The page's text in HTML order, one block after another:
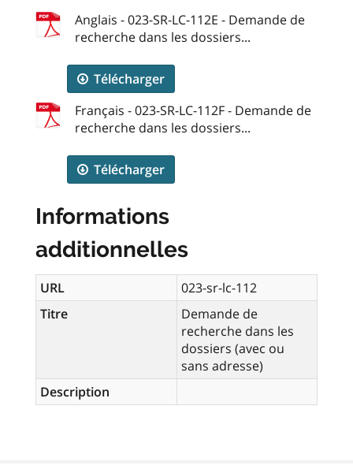
Anglais - 023-SR-LC-112E - Demande de
recherche dans les dossiers...
Télécharger
Français - 023-SR-LC-112F - Demande de
recherche dans les dossiers...
Télécharger
Informations
additionnelles
URL
023-sr-lc-112
Titre
Demande de
recherche dans les
dossiers (avec ou
sans adresse)
Description